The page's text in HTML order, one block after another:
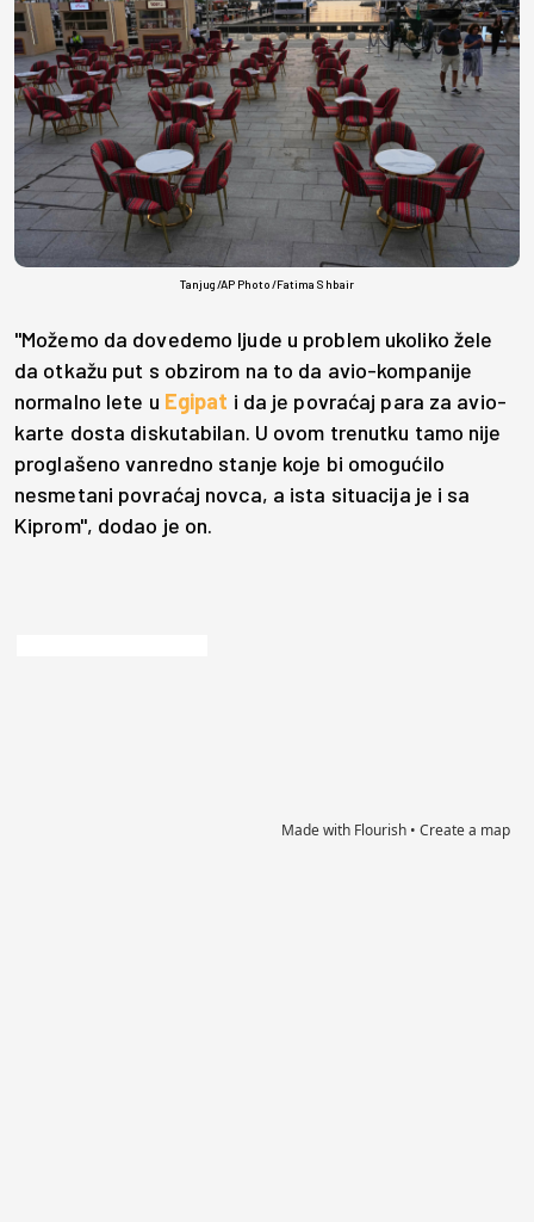
Tanjug/AP Photo/Fatima Shbair
"Možemo da dovedemo ljude u problem ukoliko žele
da otkažu put s obzirom na to da avio-kompanije
normalno lete u Egipat i da je povraćaj para za avio-
karte dosta diskutabilan. U ovom trenutku tamo nije
proglašeno vanredno stanje koje bi omogućilo
nesmetani povraćaj novca, a ista situacija je i sa
Kiprom", dodao je on.